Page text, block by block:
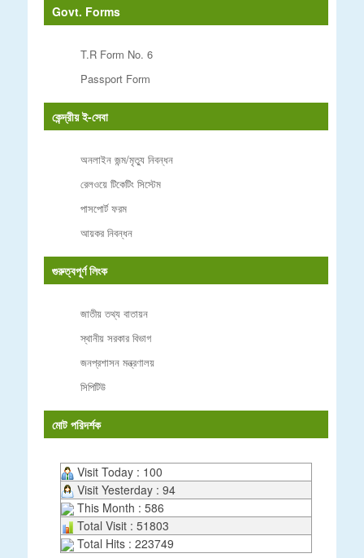
Govt. Forms
T.R Form No. 6
Passport Form
কেন্দ্রীয় ই-সেবা
অনলাইন জন্ম/মৃত্যু নিবন্ধন
রেলওয়ে টিকেটিং সিস্টেম
পাসপোর্ট ফরম
আয়কর নিবন্ধন
গুরুত্বপূর্ণ লিংক
জাতীয় তথ্য বাতায়ন
স্থানীয় সরকার বিভাগ
জনপ্রশাসন মন্ত্রণালয়
সিপিটিউ
মোট পরিদর্শক
Visit Today : 100
Visit Yesterday : 94
This Month : 586
Total Visit : 51803
Total Hits : 223749